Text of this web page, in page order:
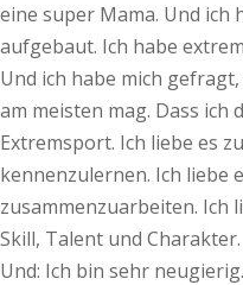
eine super Mama. Und ich
aufgebaut. Ich habe
Und ich habe mich
am meisten mag. Dass ich
Extremsport. Ich liebe es
kennenzulernen. Ich liebe
zusammenzuarbeiten. Ich
Skill, Talent und
Und: Ich bin sehr neugierig.